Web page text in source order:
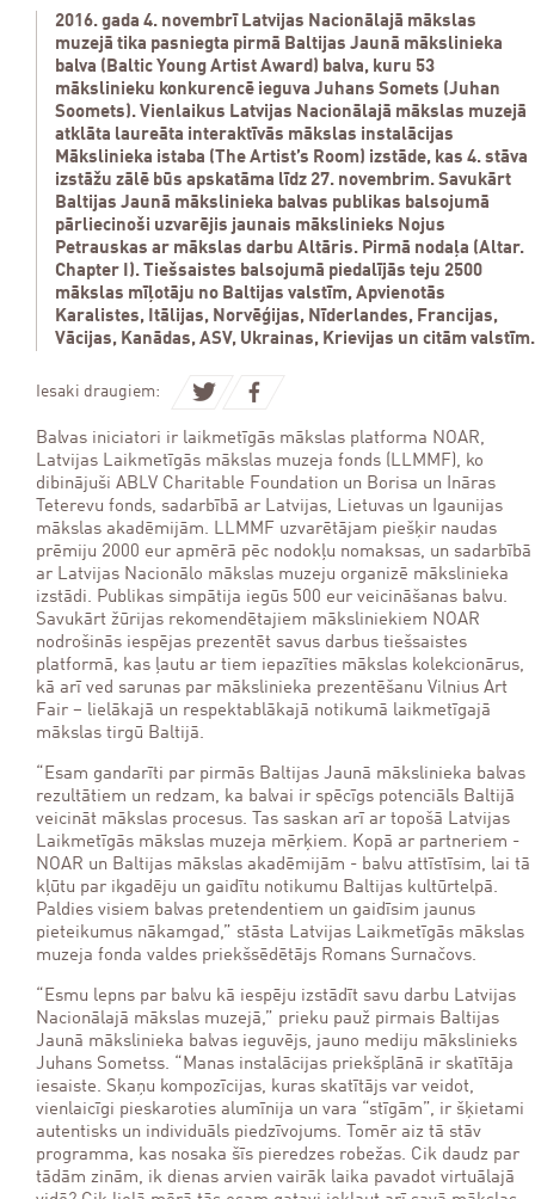
2016. gada 4. novembrī Latvijas Nacionālajā mākslas
muzejā tika pasniegta pirmā Baltijas Jaunā mākslinieka
balva (Baltic Young Artist Award) balva, kuru 53
mākslinieku konkurencē ieguva Juhans Somets (Juhan
Soomets). Vienlaikus Latvijas Nacionālajā mākslas muzejā
atklāta laureāta interaktīvās mākslas instalācijas
Mākslinieka istaba (The Artist’s Room) izstāde, kas 4. stāva
izstāžu zālē būs apskatāma līdz 27. novembrim. Savukārt
Baltijas Jaunā mākslinieka balvas publikas balsojumā
pārliecinoši uzvarējis jaunais mākslinieks Nojus
Petrauskas ar mākslas darbu Altāris. Pirmā nodaļa (Altar.
Chapter I). Tiešsaistes balsojumā piedalījās teju 2500
mākslas mīļotāju no Baltijas valstīm, Apvienotās
Karalistes, Itālijas, Norvēģijas, Nīderlandes, Francijas,
Vācijas, Kanādas, ASV, Ukrainas, Krievijas un citām valstīm.
Iesaki draugiem:
Balvas iniciatori ir laikmetīgās mākslas platforma NOAR,
Latvijas Laikmetīgās mākslas muzeja fonds (LLMMF), ko
dibinājuši ABLV Charitable Foundation un Borisa un Ināras
Teterevu fonds, sadarbībā ar Latvijas, Lietuvas un Igaunijas
mākslas akadēmijām. LLMMF uzvarētājam piešķir naudas
prēmiju 2000 eur apmērā pēc nodokļu nomaksas, un sadarbībā
ar Latvijas Nacionālo mākslas muzeju organizē mākslinieka
izstādi. Publikas simpātija iegūs 500 eur veicināšanas balvu.
Savukārt žūrijas rekomendētajiem māksliniekiem NOAR
nodrošinās iespējas prezentēt savus darbus tiešsaistes
platformā, kas ļautu ar tiem iepazīties mākslas kolekcionārus,
kā arī ved sarunas par mākslinieka prezentēšanu Vilnius Art
Fair – lielākajā un respektablākajā notikumā laikmetīgajā
mākslas tirgū Baltijā.
“Esam gandarīti par pirmās Baltijas Jaunā mākslinieka balvas
rezultātiem un redzam, ka balvai ir spēcīgs potenciāls Baltijā
veicināt mākslas procesus. Tas saskan arī ar topošā Latvijas
Laikmetīgās mākslas muzeja mērķiem. Kopā ar partneriem -
NOAR un Baltijas mākslas akadēmijām - balvu attīstīsim, lai tā
kļūtu par ikgadēju un gaidītu notikumu Baltijas kultūrtelpā.
Paldies visiem balvas pretendentiem un gaidīsim jaunus
pieteikumus nākamgad,” stāsta Latvijas Laikmetīgās mākslas
muzeja fonda valdes priekšsēdētājs Romans Surnačovs.
“Esmu lepns par balvu kā iespēju izstādīt savu darbu Latvijas
Nacionālajā mākslas muzejā,” prieku pauž pirmais Baltijas
Jaunā mākslinieka balvas ieguvējs, jauno mediju mākslinieks
Juhans Sometss. “Manas instalācijas priekšplānā ir skatītāja
iesaiste. Skaņu kompozīcijas, kuras skatītājs var veidot,
vienlaicīgi pieskaroties alumīnija un vara “stīgām”, ir šķietami
autentisks un individuāls piedzīvojums. Tomēr aiz tā stāv
programma, kas nosaka šīs pieredzes robežas. Cik daudz par
tādām zinām, ik dienas arvien vairāk laika pavadot virtuālajā